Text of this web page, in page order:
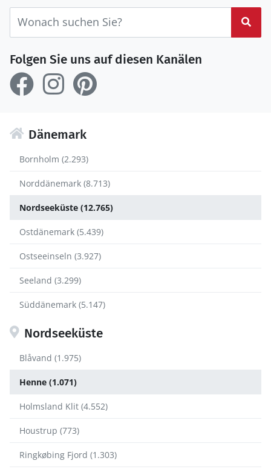
Folgen Sie uns auf diesen Kanälen
Dänemark
Bornholm (2.293)
Norddänemark (8.713)
Nordseeküste (12.765)
Ostdänemark (5.439)
Ostseeinseln (3.927)
Seeland (3.299)
Süddänemark (5.147)
Nordseeküste
Blåvand (1.975)
Henne (1.071)
Holmsland Klit (4.552)
Houstrup (773)
Ringkøbing Fjord (1.303)